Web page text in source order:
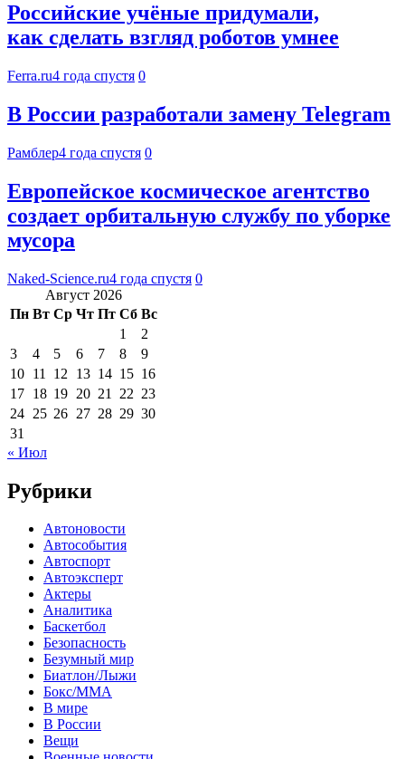
Российские учёные придумали,
как сделать взгляд роботов умнее
Ferra.ru4 года спустя 0
В России разработали замену Telegram
Рамблер4 года спустя 0
Европейское космическое агентство
создает орбитальную службу по уборке
мусора
Naked-Science.ru4 года спустя 0
Август 2026
Пн Вт Ср Чт Пт Сб Вс
1
2
3
4 5 6 7 8
9
10 11 12 13 14 15 16
17 18 19 20 21 22 23
24 25 26 27 28 29 30
31
« Июл
Рубрики
Автоновости
Автособытия
Автоспорт
Автоэксперт
Актеры
Аналитика
Баскетбол
Безопасность
Безумный мир
Биатлон/Лыжи
Бокс/MMA
В мире
В России
Вещи